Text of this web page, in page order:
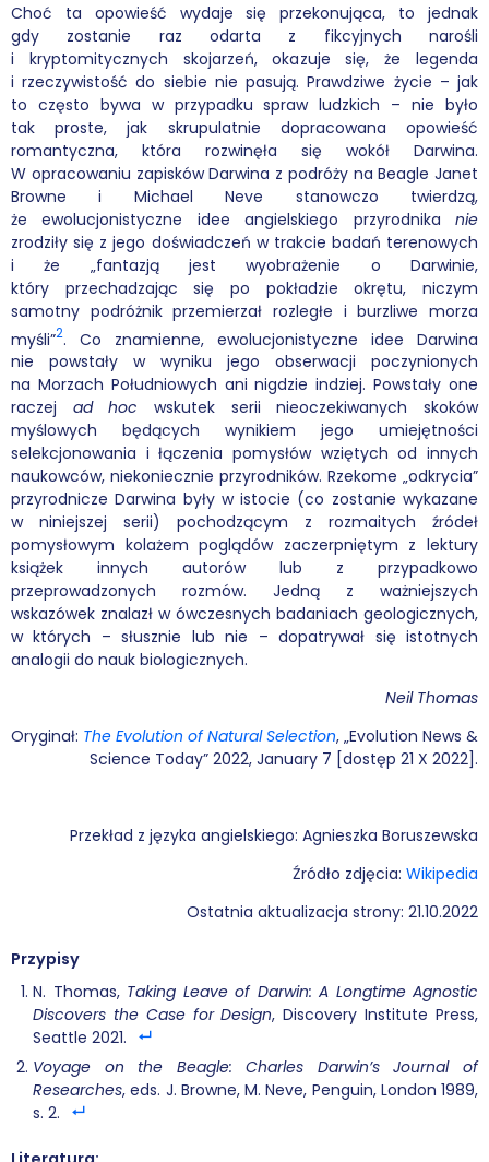
Choć ta opowieść wydaje się przekonująca, to jednak
gdy zostanie raz odarta z fikcyjnych narośli
i kryptomitycznych skojarzeń, okazuje się, że legenda
i rzeczywistość do siebie nie pasują. Prawdziwe życie – jak
to często bywa w przypadku spraw ludzkich – nie było
tak proste, jak skrupulatnie dopracowana opowieść
romantyczna, która rozwinęła się wokół Darwina.
W opracowaniu zapisków Darwina z podróży na Beagle Janet
Browne i Michael Neve stanowczo twierdzą,
że ewolucjonistyczne idee angielskiego przyrodnika nie
zrodziły się z jego doświadczeń w trakcie badań terenowych
i że „fantazją jest wyobrażenie o Darwinie,
który przechadzając się po pokładzie okrętu, niczym
samotny podróżnik przemierzał rozległe i burzliwe morza
myśli”2. Co znamienne, ewolucjonistyczne idee Darwina
nie powstały w wyniku jego obserwacji poczynionych
na Morzach Południowych ani nigdzie indziej. Powstały one
raczej ad hoc wskutek serii nieoczekiwanych skoków
myślowych będących wynikiem jego umiejętności
selekcjonowania i łączenia pomysłów wziętych od innych
naukowców, niekoniecznie przyrodników. Rzekome „odkrycia”
przyrodnicze Darwina były w istocie (co zostanie wykazane
w niniejszej serii) pochodzącym z rozmaitych źródeł
pomysłowym kolażem poglądów zaczerpniętym z lektury
książek innych autorów lub z przypadkowo
przeprowadzonych rozmów. Jedną z ważniejszych
wskazówek znalazł w ówczesnych badaniach geologicznych,
w których – słusznie lub nie – dopatrywał się istotnych
analogii do nauk biologicznych.
Neil Thomas
Oryginał: The Evolution of Natural Selection, „Evolution News &
Science Today” 2022, January 7 [dostęp 21 X 2022].
Przekład z języka angielskiego: Agnieszka Boruszewska
Źródło zdjęcia: Wikipedia
Ostatnia aktualizacja strony: 21.10.2022
Przypisy
N. Thomas, Taking Leave of Darwin: A Longtime Agnostic
Discovers the Case for Design, Discovery Institute Press,
Seattle 2021.
Voyage on the Beagle: Charles Darwin’s Journal of
Researches, eds. J. Browne, M. Neve, Penguin, London 1989,
s. 2.